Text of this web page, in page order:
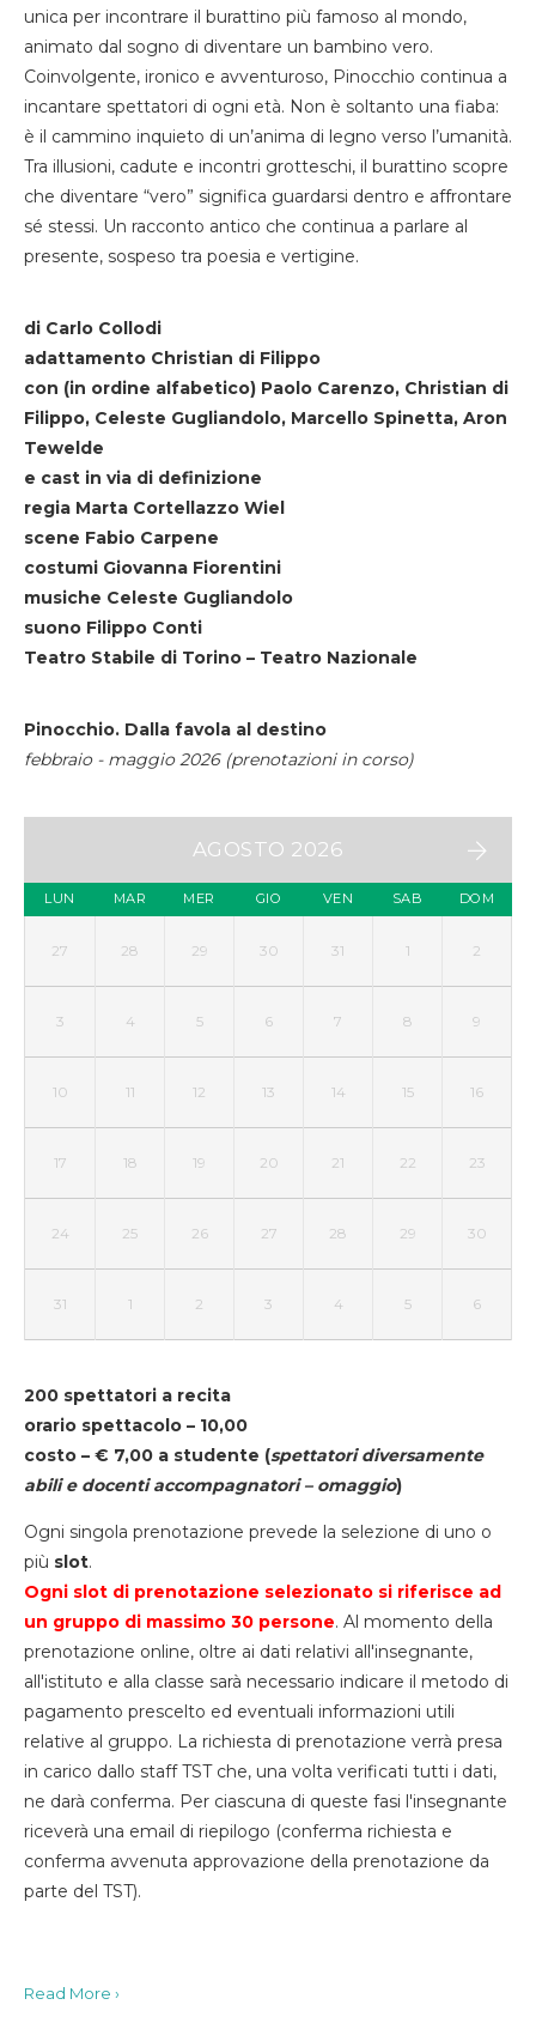
unica per incontrare il burattino più famoso al mondo,
animato dal sogno di diventare un bambino vero.
Coinvolgente, ironico e avventuroso, Pinocchio continua a
incantare spettatori di ogni età. Non è soltanto una fiaba:
è il cammino inquieto di un’anima di legno verso l’umanità.
Tra illusioni, cadute e incontri grotteschi, il burattino scopre
che diventare “vero” significa guardarsi dentro e affrontare
sé stessi. Un racconto antico che continua a parlare al
presente, sospeso tra poesia e vertigine.
di Carlo Collodi
adattamento Christian di Filippo
con (in ordine alfabetico) Paolo Carenzo, Christian di
Filippo, Celeste Gugliandolo, Marcello Spinetta, Aron
Tewelde
e cast in via di definizione
regia Marta Cortellazzo Wiel
scene Fabio Carpene
costumi Giovanna Fiorentini
musiche Celeste Gugliandolo
suono Filippo Conti
Teatro Stabile di Torino – Teatro Nazionale
Pinocchio. Dalla favola al destino
febbraio - maggio 2026 (prenotazioni in corso)
AGOSTO 2026
LUN MAR MER GIO VEN SAB DOM
27 28 29 30 31 1 2
3 4 5 6 7 8 9
10 11 12 13 14 15 16
17 18 19 20 21 22 23
24 25 26 27 28 29 30
31 1 2 3 4 5 6
200 spettatori a recita
orario spettacolo – 10,00
costo – € 7,00 a studente (spettatori diversamente
abili e docenti accompagnatori – omaggio)
Ogni singola prenotazione prevede la selezione di uno o
più slot.
Ogni slot di prenotazione selezionato si riferisce ad
un gruppo di massimo 30 persone. Al momento della
prenotazione online, oltre ai dati relativi all'insegnante,
all'istituto e alla classe sarà necessario indicare il metodo di
pagamento prescelto ed eventuali informazioni utili
relative al gruppo. La richiesta di prenotazione verrà presa
in carico dallo staff TST che, una volta verificati tutti i dati,
ne darà conferma. Per ciascuna di queste fasi l'insegnante
riceverà una email di riepilogo (conferma richiesta e
conferma avvenuta approvazione della prenotazione da
parte del TST).
Read More ›